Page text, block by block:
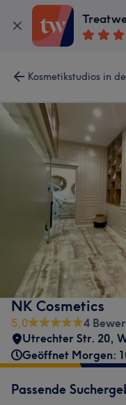
Kosmetikstudios in
NK Cosmetics
5,0
4
Utrechter Str. 20,
Geöffnet Morgen:
Passende